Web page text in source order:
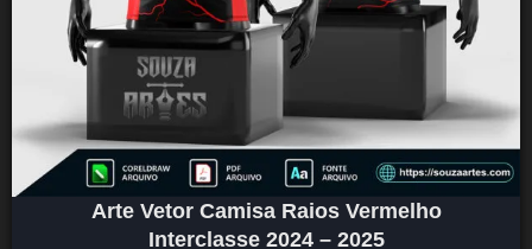
Arte Vetor Camisa Raios Vermelho
Interclasse 2024 – 2025